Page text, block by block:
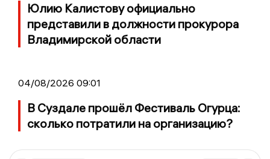
Юлию Калистову официально
представили в должности прокурора
Владимирской области
04/08/2026 09:01
В Суздале прошёл Фестиваль Огурца:
сколько потратили на организацию?